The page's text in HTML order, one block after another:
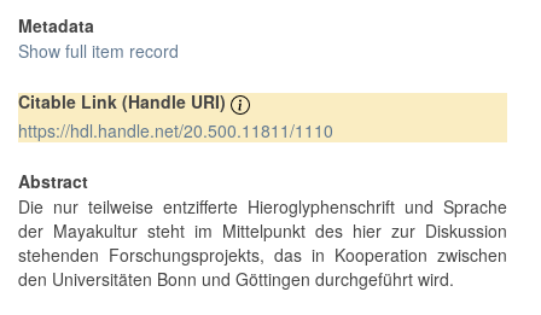
Metadata
Show full item record
Citable Link (Handle URI)
https://hdl.handle.net/20.500.11811/1110
Abstract
Die nur teilweise entzifferte Hieroglyphenschrift und Sprache
der Mayakultur steht im Mittelpunkt des hier zur Diskussion
stehenden Forschungsprojekts, das in Kooperation zwischen
den Universitäten Bonn und Göttingen durchgeführt wird.